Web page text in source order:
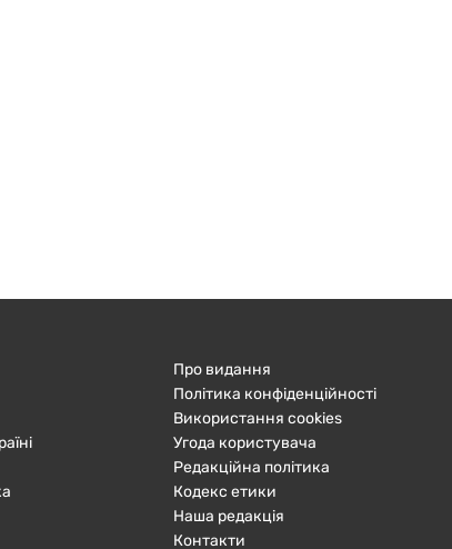
Про видання
Політика конфіденційності
Використання cookies
Угода користувача
Редакційна політика
Кодекс етики
Наша редакція
Контакти